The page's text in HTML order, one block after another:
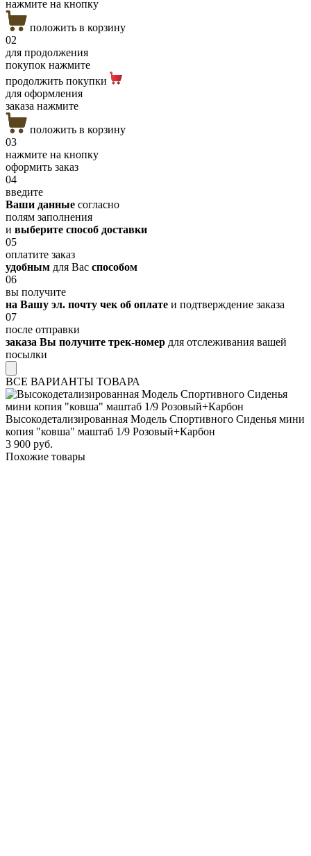
нажмите на кнопку
положить в корзину
02
для продолжения
покупок нажмите
продолжить покупки
для оформления
заказа нажмите
положить в корзину
03
нажмите на кнопку
оформить заказ
04
введите
Ваши данные согласно
полям заполнения
и выберите способ доставки
05
оплатите заказ
удобным для Вас способом
06
вы получите
на Вашу эл. почту чек об оплате и подтверждение заказа
07
после отправки
заказа Вы получите трек-номер для отслеживания вашей
посылки
ВСЕ ВАРИАНТЫ ТОВАРА
Высокодетализированная Модель Спортивного Сиденья мини
копия "ковша" маштаб 1/9 Розовый+Карбон
3 900 руб.
Похожие товары